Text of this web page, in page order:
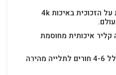
התמונה מודפסת ישירות על הזכוכית באיכות 4k
קליר איכותית מחוסמת
עובי הזכוכית 6 מ"מ הכולל 4-6 חורים לתלייה מהירה